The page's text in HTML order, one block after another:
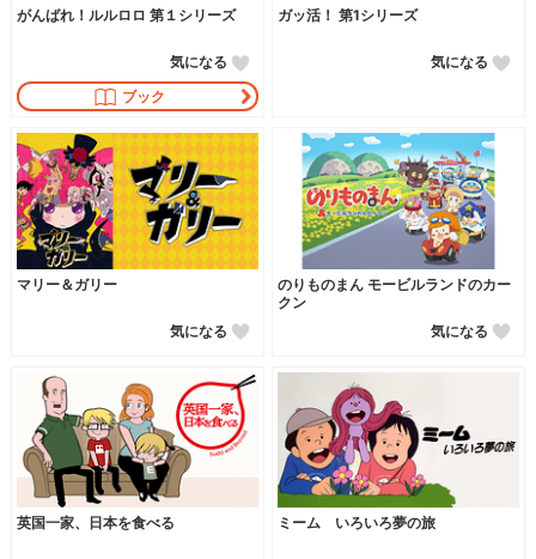
がんばれ！ルルロロ 第１シリーズ
ブック
気になる
ガッ活！ 第1シリーズ
気になる
マリー＆ガリー
気になる
のりものまん モービルランドのカー
クン
気になる
英国一家、日本を食べる ミーム いろいろ夢の旅